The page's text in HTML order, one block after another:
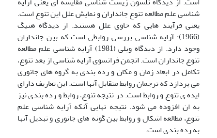
شناسی علم مطالعه تنوع جانداران و نمایش علل این تنوع است.
یعنی فرآیند هایی که حاوی علل هستند. از دیدگاه هنیگ
(1966): آرایه شناسی بررسی روابطی است که بین جانداران
وجود دارد. از دیدگاه ویلی (1981) آرایه شناسی علم مطالعه
تنوع جانداران است. انجمن فرانسوی آرایه شناسی از بعد تنوع،
تکامل در ابعاد زمان و مکان و رده بندی به گروه های جانوری
می پردازد که ترجمان روابط متقابل آنها است. این تعاریف دارای
ایده ی تنوع و روابط است. در نتیجه تنوع، روابط و رده بندی نیز
به ان افزوده می شود. نتیجه نهایی آنکه آرایه شناسی علم
تنوع، مطالعه اشکال و روابط بین گونه های جانوری و تبدیل آنها
به رده بندی است.